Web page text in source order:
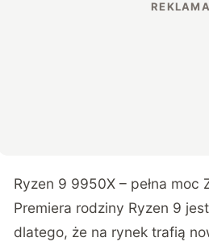
Ryzen 9 9950X – pełna moc
Premiera rodziny Ryzen 9
dlatego, że na rynek trafią